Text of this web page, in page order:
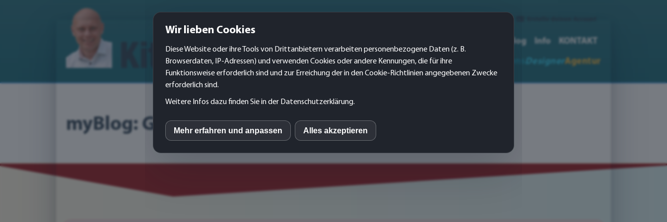
|
Blog Info KONTAKT
Web-, Werbe-,Grafik- & Kommunikations Designer Agentur
myBlog: Grafikdesign
Wir lieben Cookies
Diese Website oder ihre Tools von Drittanbietern verarbeiten personenbezogene Daten (z. B.
Browserdaten, IP-Adressen) und verwenden Cookies oder andere Kennungen, die für ihre
Funktionsweise erforderlich sind und zur Erreichung der in den Cookie-Richtlinien angegebenen Zwecke
erforderlich sind.
Weitere Infos dazu finden Sie in der Datenschutzerklärung.
inCMS
Mehr erfahren und anpassen Alles akzeptieren